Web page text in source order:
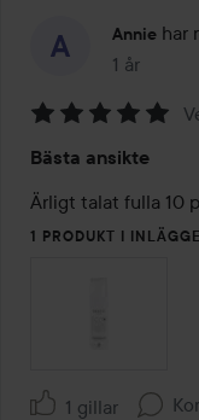
Annie har
1 år
Inlägget
5
av
5
Bästa ansikte
Ärligt talat fulla 10
1 PRODUKT I
1 gillar